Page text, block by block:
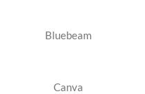
Bluebeam
Canva